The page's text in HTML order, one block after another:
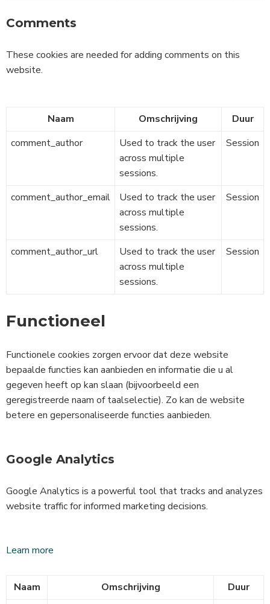
Comments
These cookies are needed for adding comments on this
website.
Naam Omschrijving
Duur
comment_author
Used to track the user
across multiple
sessions.
Session
comment_author_email
Used to track the user
across multiple
sessions.
Session
comment_author_url
Used to track the user
across multiple
sessions.
Session
Functioneel
Functionele cookies zorgen ervoor dat deze website
bepaalde functies kan aanbieden en informatie die u al
gegeven heeft op kan slaan (bijvoorbeeld een
geregistreerde naam of taalselectie). Zo kan de website
betere en gepersonaliseerde functies aanbieden.
Google Analytics
Google Analytics is a powerful tool that tracks and analyzes
website traffic for informed marketing decisions.
Learn more
Naam Omschrijving
Duur